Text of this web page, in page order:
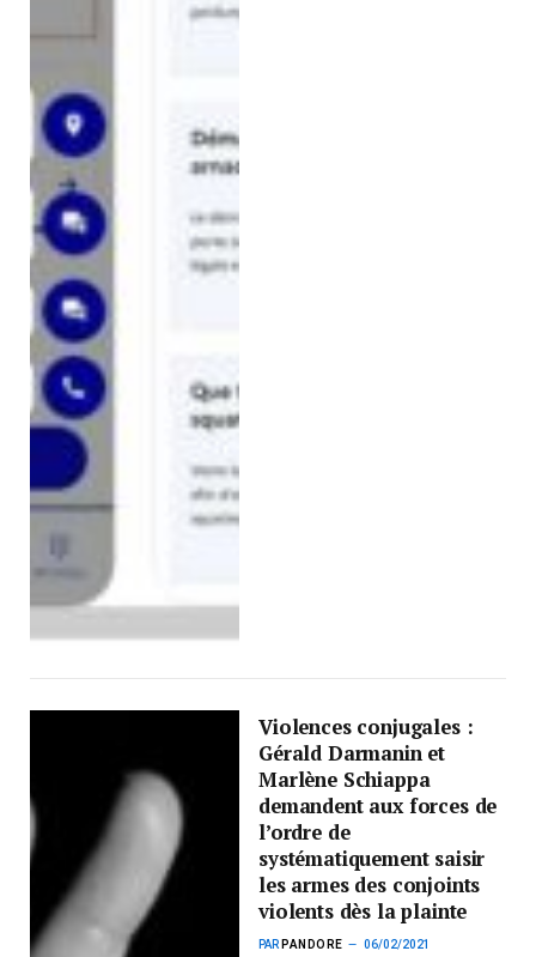
Violences conjugales :
Gérald Darmanin et
Marlène Schiappa
demandent aux forces de
l’ordre de
systématiquement saisir
les armes des conjoints
violents dès la plainte
PAR PANDORE 06/02/2021